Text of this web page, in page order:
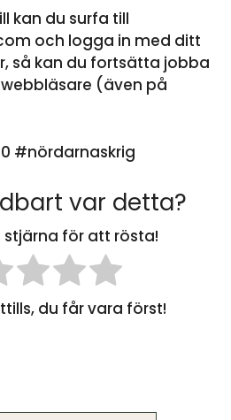
kan du surfa till
och logga in med ditt
så kan du fortsätta jobba
(även på
#nördarnaskrig
var detta?
stjärna för att rösta!
du får vara först!